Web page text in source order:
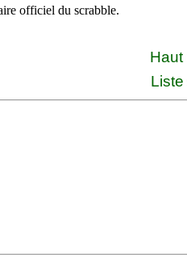
officiel du scrabble.
Haut